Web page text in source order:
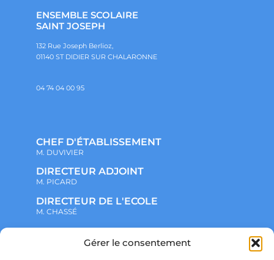
Gérer le consentement
ENSEMBLE SCOLAIRE
SAINT JOSEPH
132 Rue Joseph Berlioz,
01140 ST DIDIER SUR CHALARONNE
04 74 04 00 95
CHEF D'ÉTABLISSEMENT
M. DUVIVIER
DIRECTEUR ADJOINT
M. PICARD
DIRECTEUR DE L'ECOLE
M. CHASSÉ
NOTRE ENSEMBLE SCOLAIRE